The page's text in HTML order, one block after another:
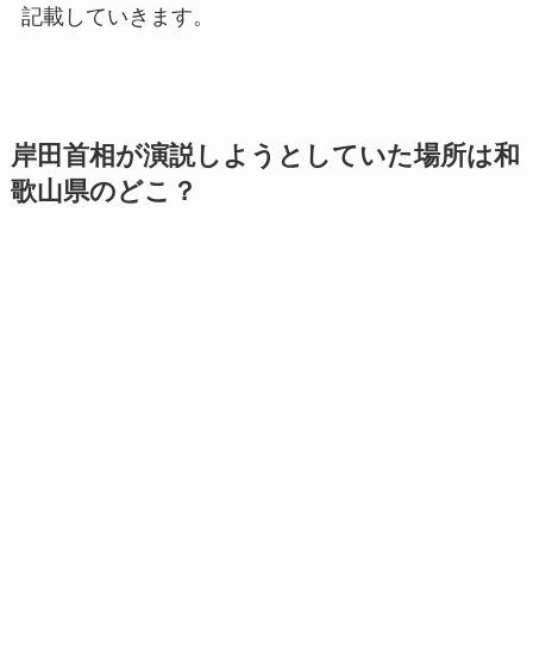
記載していきます。
岸田首相が演説しようとしていた場所は和
歌山県のどこ？